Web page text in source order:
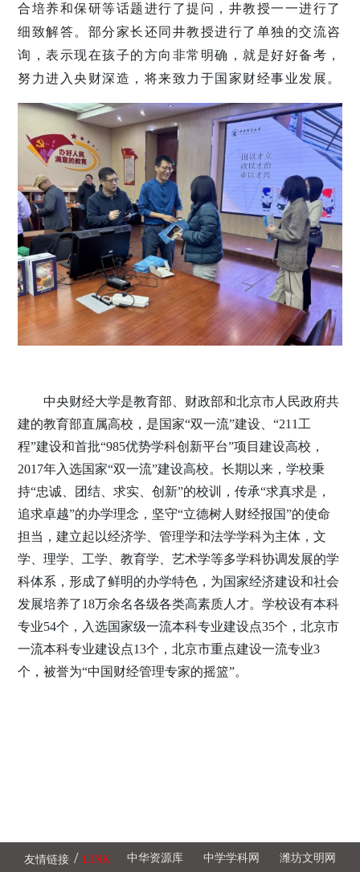
合培养和保研等话题进行了提问，井教授一一进行了
细致解答。部分家长还同井教授进行了单独的交流咨
询，表示现在孩子的方向非常明确，就是好好备考，
努力进入央财深造，将来致力于国家财经事业发展。
中央财经大学是教育部、财政部和北京市人民政府共
建的教育部直属高校，是国家“双一流”建设、“211工
程”建设和首批“985优势学科创新平台”项目建设高校，
2017年入选国家“双一流”建设高校。长期以来，学校秉
持“忠诚、团结、求实、创新”的校训，传承“求真求是，
追求卓越”的办学理念，坚守“立德树人财经报国”的使命
担当，建立起以经济学、管理学和法学学科为主体，文
学、理学、工学、教育学、艺术学等多学科协调发展的学
科体系，形成了鲜明的办学特色，为国家经济建设和社会
发展培养了18万余名各级各类高素质人才。学校设有本科
专业54个，入选国家级一流本科专业建设点35个，北京市
一流本科专业建设点13个，北京市重点建设一流专业3
个，被誉为“中国财经管理专家的摇篮”。
友情链接 / LINK 中华资源库 中学学科网 潍坊文明网